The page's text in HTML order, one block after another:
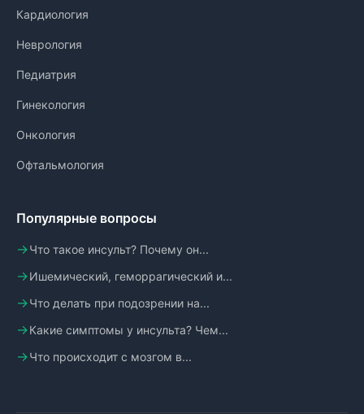
Кардиология
Неврология
Педиатрия
Гинекология
Онкология
Офтальмология
Популярные вопросы
Что такое инсульт? Почему он...
Ишемический, геморрагический и...
Что делать при подозрении на...
Какие симптомы у инсульта? Чем...
Что происходит с мозгом в...